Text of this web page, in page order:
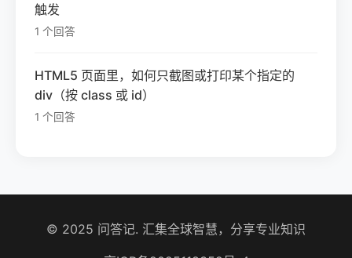
触发
1 个回答
HTML5 页面里，如何只截图或打印某个指定的
div（按 class 或 id）
1 个回答
© 2025 问答记. 汇集全球智慧，分享专业知识